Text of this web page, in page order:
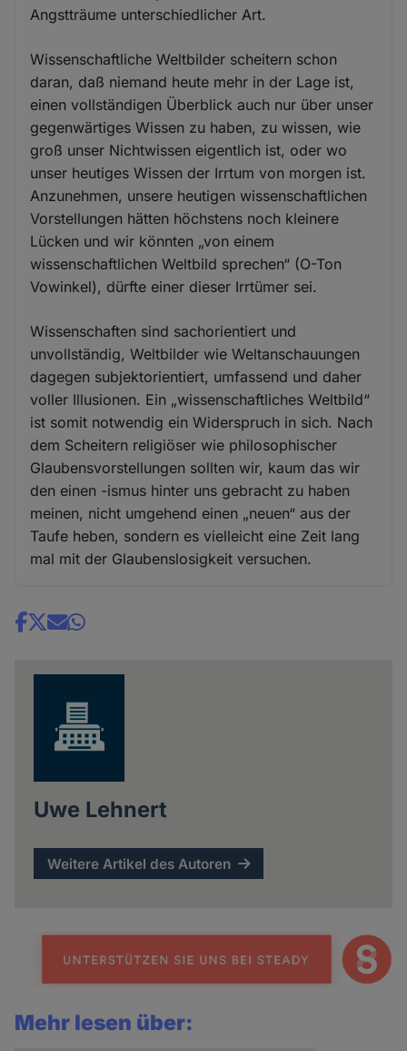
Angstträume unterschiedlicher Art.
Wissenschaftliche Weltbilder scheitern schon
daran, daß niemand heute mehr in der Lage ist,
einen vollständigen Überblick auch nur über unser
gegenwärtiges Wissen zu haben, zu wissen, wie
groß unser Nichtwissen eigentlich ist, oder wo
unser heutiges Wissen der Irrtum von morgen ist.
Anzunehmen, unsere heutigen wissenschaftlichen
Vorstellungen hätten höchstens noch kleinere
Lücken und wir könnten „von einem
wissenschaftlichen Weltbild sprechen“ (O-Ton
Vowinkel), dürfte einer dieser Irrtümer sei.
Wissenschaften sind sachorientiert und
unvollständig, Weltbilder wie Weltanschauungen
dagegen subjektorientiert, umfassend und daher
voller Illusionen. Ein „wissenschaftliches Weltbild“
ist somit notwendig ein Widerspruch in sich. Nach
dem Scheitern religiöser wie philosophischer
Glaubensvorstellungen sollten wir, kaum das wir
den einen -ismus hinter uns gebracht zu haben
meinen, nicht umgehend einen „neuen“ aus der
Taufe heben, sondern es vielleicht eine Zeit lang
mal mit der Glaubenslosigkeit versuchen.
Share
Uwe Lehnert
Weitere Artikel des Autoren
Mehr lesen über: